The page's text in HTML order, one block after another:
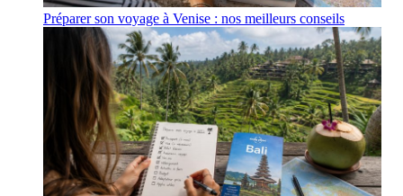
Préparer son voyage à Venise : nos meilleurs conseils